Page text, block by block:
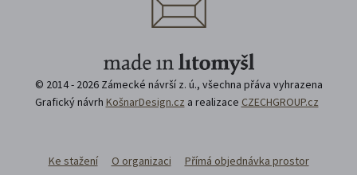
© 2014 - 2026 Zámecké návrší z. ú., všechna přáva vyhrazena
Grafický návrh KošnarDesign.cz a realizace CZECHGROUP.cz
Ke stažení O organizaci
Přímá objednávka prostor